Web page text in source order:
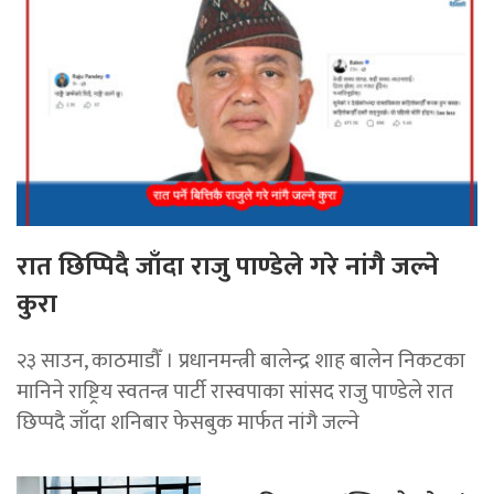
रात छिप्पिदै जाँदा राजु पाण्डेले गरे नांगै जल्ने
कुरा
२३ साउन, काठमाडौँ । प्रधानमन्त्री बालेन्द्र शाह बालेन निकटका
मानिने राष्ट्रिय स्वतन्त्र पार्टी रास्वपाका सांसद राजु पाण्डेले रात
छिप्पदै जाँदा शनिबार फेसबुक मार्फत नांगै जल्ने